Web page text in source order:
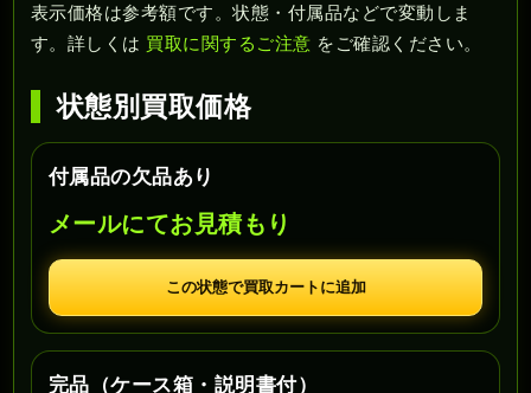
表示価格は参考額です。状態・付属品などで変動しま
す。詳しくは 買取に関するご注意 をご確認ください。
状態別買取価格
付属品の欠品あり
メールにてお見積もり
この状態で買取カートに追加
完品（ケース箱・説明書付）